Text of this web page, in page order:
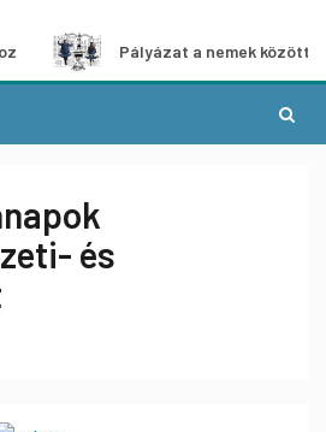
Pályázat a nemek közötti
és